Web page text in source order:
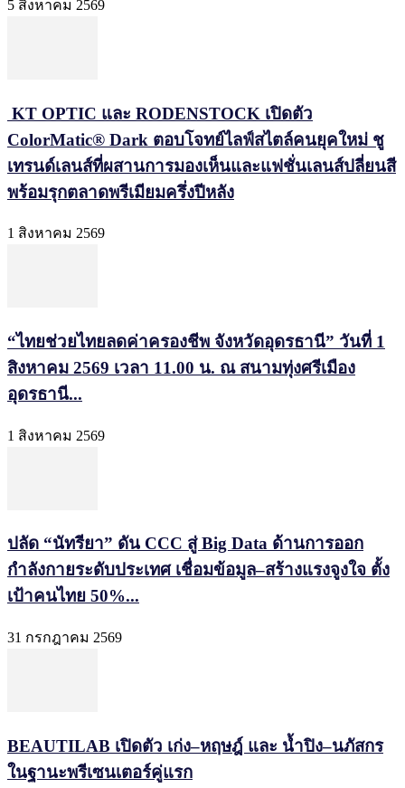
5 สิงหาคม 2569
KT OPTIC และ RODENSTOCK เปิดตัว
ColorMatic® Dark ตอบโจทย์ไลฟ์สไตล์คนยุคใหม่ ชู
เทรนด์เลนส์ที่ผสานการมองเห็นและแฟชั่นเลนส์ปลี่ยนสี
พร้อมรุกตลาดพรีเมียมครึ่งปีหลัง
1 สิงหาคม 2569
“ไทยช่วยไทยลดค่าครองชีพ จังหวัดอุดรธานี” วันที่ 1
สิงหาคม 2569 เวลา 11.00 น. ณ สนามทุ่งศรีเมือง
อุดรธานี...
1 สิงหาคม 2569
ปลัด “นัทรียา” ดัน CCC สู่ Big Data ด้านการออก
กำลังกายระดับประเทศ เชื่อมข้อมูล–สร้างแรงจูงใจ ตั้ง
เป้าคนไทย 50%...
31 กรกฎาคม 2569
BEAUTILAB เปิดตัว เก่ง–หฤษฎ์ และ น้ำปิง–นภัสกร
ในฐานะพรีเซนเตอร์คู่แรก